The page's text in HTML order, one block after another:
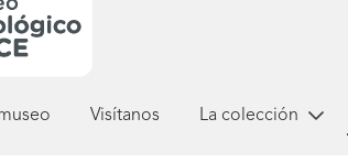
Visítanos La colección